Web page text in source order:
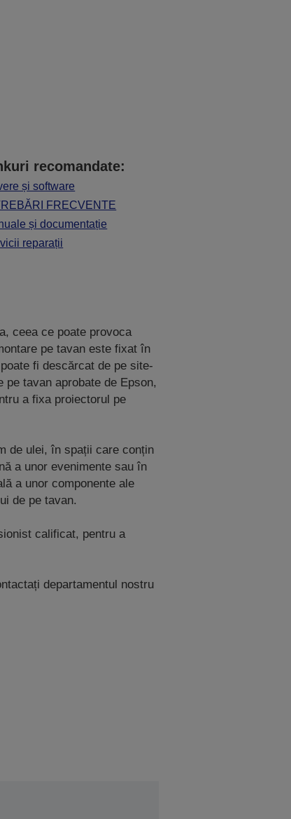
recomandate:
și software
FRECVENTE
și documentație
reparații
ceea ce poate provoca
pe tavan este fixat în
fi descărcat de pe site-
tavan aprobate de Epson,
a fixa proiectorul pe
de ulei, în spații care conțin
a unor evenimente sau în
a unor componente ale
de pe tavan.
calificat, pentru a
departamentul nostru